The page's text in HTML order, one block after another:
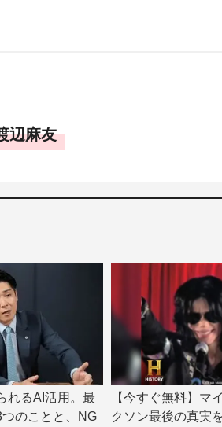
辺麻友
れるAI活用。最
のことと、NG
【今すぐ無料】マ
クソン最後の真実